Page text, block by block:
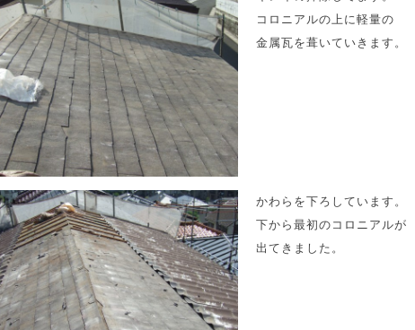
コロニアルの上に軽量の
金属瓦を葺いていきます。
かわらを下ろしています。
下から最初のコロニアルが
出てきました。